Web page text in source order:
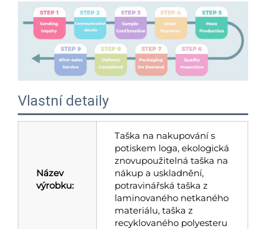
Vlastní detaily
Název
výrobku:
Taška na nakupování s
potiskem loga, ekologická
znovupoužitelná taška na
nákup a uskladnění,
potravinářská taška z
laminovaného netkaného
materiálu, taška z
recyklovaného polyesteru